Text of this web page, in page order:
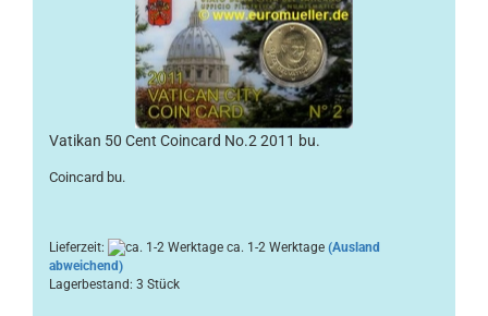
Vatikan 50 Cent Coincard No.2 2011 bu.
Coincard bu.
Lieferzeit: ca. 1-2 Werktage (Ausland
abweichend)
Lagerbestand: 3 Stück